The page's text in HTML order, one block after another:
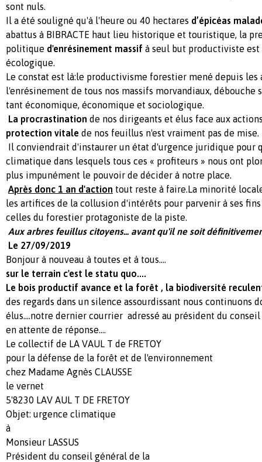
sont nuls.
Il a été souligné qu'à l'heure ou 40 hectares d’épicéas
abattus à BIBRACTE haut lieu historique et touristique, la
politique d'enrésinement massif à seul but productiviste est
écologique.
Le constat est là:le productivisme forestier mené depuis les
l'enrésinement de tous nos massifs morvandiaux, débouche
tant économique, économique et sociologique.
La procrastination de nos dirigeants et élus face aux
protection vitale de nos feuillus n'est vraiment pas de mise.
Il conviendrait d'instaurer un état d'urgence juridique pour
climatique dans lesquels tous ces « profiteurs » nous ont
plus impunément le pouvoir de décider à notre place.
Après donc 1 an d'action tout reste à faire.La minorité
les artifices de la collusion d'intérêts pour parvenir à ses
celles du forestier protagoniste de la piste.
Aux arbres feuillus citoyens... avant qu'il ne soit
Le 27/09/2019
Bonjour à nouveau à toutes et à tous....
sur le terrain c'est le statu quo....
Le bois productif avance et la forêt , la biodiversité
des regards dans un silence assourdissant nous continuons
élus....notre dernier courrier adressé au président du conseil
en attente de réponse....
Le collectif de LA VAUL T de FRETOY
pour la défense de la forêt et de l'environnement
chez Madame Agnès CLAUSSE
le vernet
5'8230 LAV AUL T DE FRETOY
Objet: urgence climatique
à
Monsieur LASSUS
Président du conseil général de la